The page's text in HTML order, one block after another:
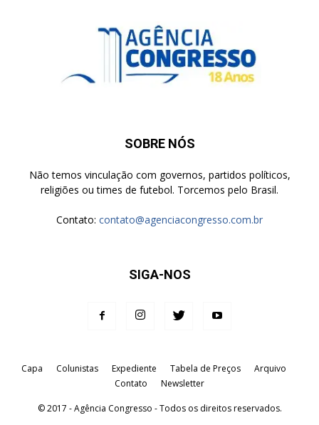
SOBRE NÓS
Não temos vinculação com governos, partidos políticos,
religiões ou times de futebol. Torcemos pelo Brasil.
Contato: contato@agenciacongresso.com.br
SIGA-NOS
Capa Colunistas Expediente Tabela de Preços
Arquivo
Contato
Newsletter
© 2017 - Agência Congresso - Todos os direitos reservados.